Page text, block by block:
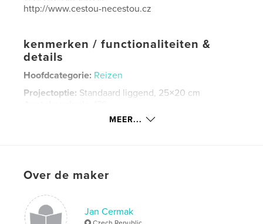
http://www.cestou-necestou.cz
kenmerken / functionaliteiten &
details
Hoofdcategorie: Reizen
Projectoptie: Standaard liggend, 25×20 cm
apr 09, 2022
photography , America
MEER...
Over de maker
Jan Cermak